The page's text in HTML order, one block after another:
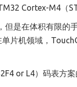
Cortex-M4 （
是在体积有限的
片机领域，